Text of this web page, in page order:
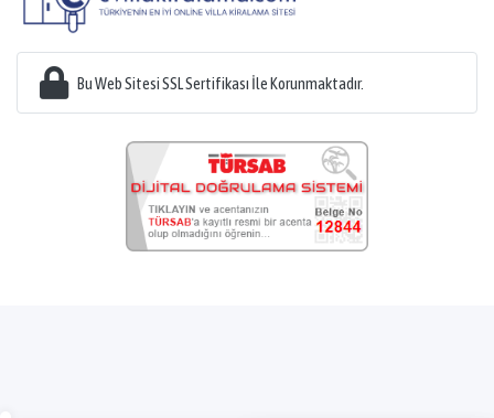
Bu Web Sitesi SSL Sertifikası İle Korunmaktadır.